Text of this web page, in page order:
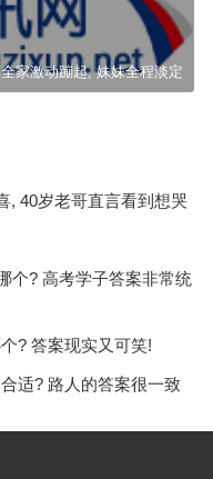
家激动蹦起, 妹妹全程淡定
, 40岁老哥直言看到想哭
个? 高考学子答案非常统
? 答案现实又可笑!
合适? 路人的答案很一致